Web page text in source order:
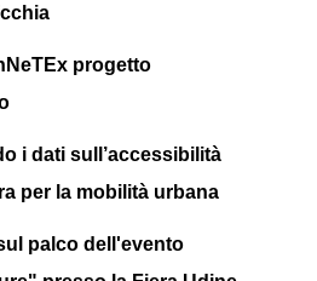
i dati sull’accessibilità
per la mobilità urbana